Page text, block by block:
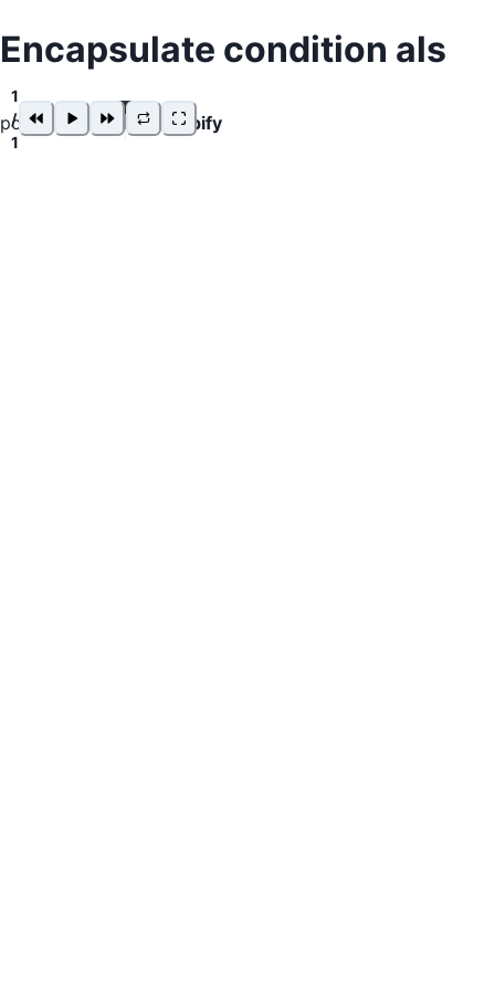
Encapsulate condition als
1
/
1
powered by snappify